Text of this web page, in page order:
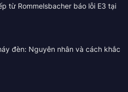
từ Rommelsbacher báo lỗi E3 tại
đèn: Nguyên nhân và cách khắc